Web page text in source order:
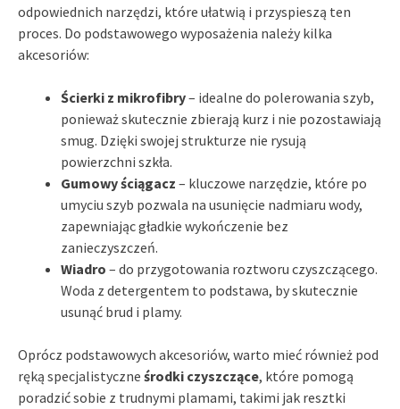
odpowiednich narzędzi, które ułatwią i przyspieszą ten
proces. Do podstawowego wyposażenia należy kilka
akcesoriów:
Ścierki z mikrofibry– idealne do polerowania szyb,
ponieważ skutecznie zbierają kurz i nie pozostawiają
smug. Dzięki swojej strukturze nie rysują
powierzchni szkła.
Gumowy ściągacz – kluczowe narzędzie, które po
umyciu szyb pozwala na usunięcie nadmiaru wody,
zapewniając gładkie wykończenie bez
zanieczyszczeń.
Wiadro – do przygotowania roztworu czyszczącego.
Woda z detergentem to podstawa, by skutecznie
usunąć brud i plamy.
Oprócz podstawowych akcesoriów, warto mieć również pod
ręką specjalistyczne środki czyszczące, które pomogą
poradzić sobie z trudnymi plamami, takimi jak resztki